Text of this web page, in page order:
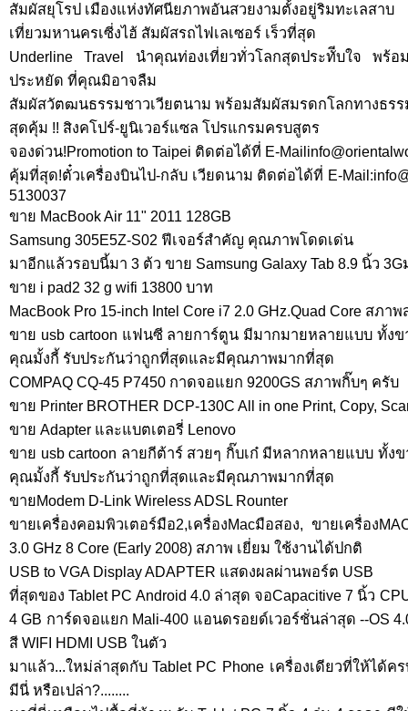
สัมผัสยุโรป เมืองแห่งทัศนียภาพอันสวยงามตั้งอยู่ริมทะเลสาบ
เที่ยวมหานครเซี่งไฮ้ สัมผัสรถไฟเลเซอร์ เร็วที่สุด
Underline Travel นำคุณท่องเที่ยวทั่วโลกสุดประทัีบใจ พร้อ
ประหยัด ที่คุณมิอาจลืม
สัมผัสวัตฒนธรรมชาวเวียตนาม พร้อมสัมผัสมรดกโลกทางธรร
สุดคุ้ม !! สิงคโปร์-ยูนิเวอร์แซล โปรแกรมครบสูตร
จองด่วน!Promotion to Taipei ติดต่อได้ที่ E-
คุ้มที่สุด!ตั๋วเครื่องบินไป-กลับ เวียดนาม ติดต่อได้ที่ E-Mail:
5130037
ขาย MacBook Air 11" 2011 128GB
Samsung 305E5Z-S02 ฟีเจอร์สำคัญ คุณภาพโดดเด่น
มาอีกแล้วรอบนี้มา 3 ต้ว ขาย Samsung Galaxy Tab 8.9 นิ้ว
ขาย i pad2 32 g wifi 13800 บาท
MacBook Pro 15-inch Intel Core i7 2.0 GHz.Quad Core สภ
ขาย usb cartoon แฟนซี ลายการ์ตูน มีมากมายหลายแบบ ทั้งข
คุณมั้งกี้ รับประกันว่าถูกที่สุดและมีคุณภาพมากที่สุด
COMPAQ CQ-45 P7450 กาดจอแยก 9200GS สภาพกิ๊บๆ ครับ
ขาย Printer BROTHER DCP-130C All in one Print, Copy,
ขาย Adapter และแบตเตอรี่ Lenovo
ขาย usb cartoon ลายกีต้าร์ สวยๆ กิ๊บเก๋ มีหลากหลายแบบ ทั้ง
คุณมั้งกี้ รับประกันว่าถูกที่สุดและมีคุณภาพมากที่สุด
ขายModem D-Link Wireless ADSL Rounter
ขายเครื่องคอมพิวเตอร์มือ2,เครื่องMacมือสอง, ขายเครื่อง
3.0 GHz 8 Core (Early 2008) สภาพ เยี่ยม ใช้งานได้ปกติ
USB to VGA Display ADAPTER แสดงผลผ่านพอร์ต USB
ที่สุดของ Tablet PC Android 4.0 ล่าสุด จอCapacitive 7 นิ้ว
4 GB การ์ดจอแยก Mali-400 แอนดรอยด์เวอร์ชั่นล่าสุด --OS
สี WIFI HDMI USB ในตัว
มาแล้ว...ใหม่ล่าสุดกับ Tablet PC Phone เครื่องเดียวที่ให้ได้
มีนี่ หรือเปล่า?........